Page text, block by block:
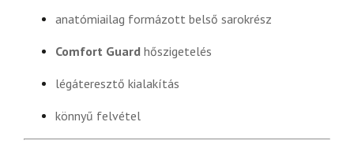
anatómiailag formázott belső sarokrész
Comfort Guard hőszigetelés
légáteresztő kialakítás
könnyű felvétel